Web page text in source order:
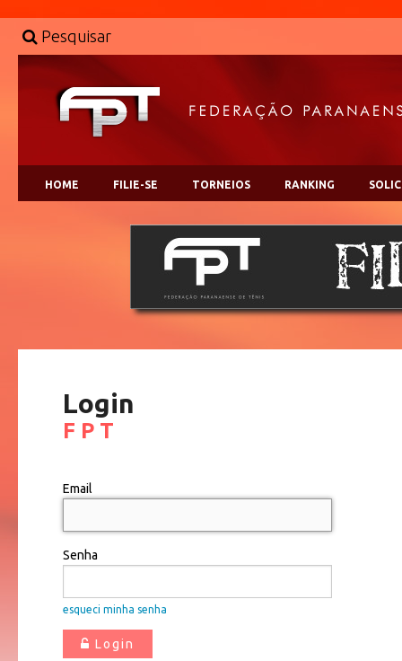
Pesquisar
HOME FILIE-SE TORNEIOS RANKING
Login
F P T
Email
Senha
esqueci minha senha
Login